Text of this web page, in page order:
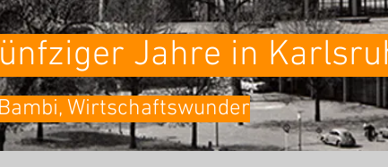
Jahre in
Wirtschaftswunder